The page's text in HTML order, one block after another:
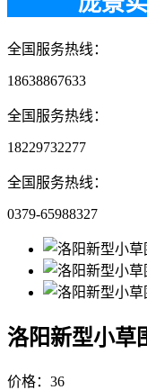
全国服务热线：
18638867633
全国服务热线：
18229732277
全国服务热线：
0379-65988327
洛阳新型小草
价格：36